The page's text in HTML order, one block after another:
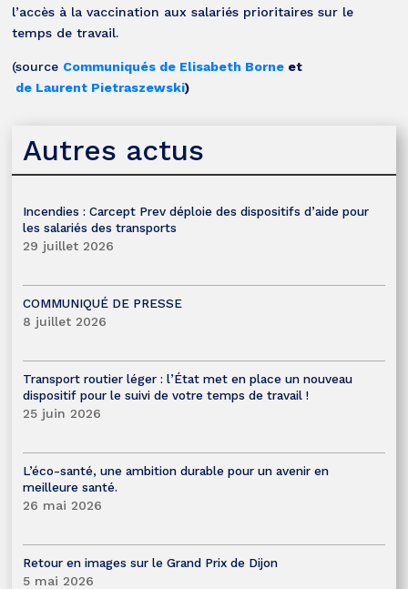
l’accès à la vaccination aux salariés prioritaires sur le
temps de travail.
(source Communiqués de Elisabeth Borne et
de Laurent Pietraszewski)
Autres actus
Incendies : Carcept Prev déploie des dispositifs d’aide pour
les salariés des transports
29 juillet 2026
COMMUNIQUÉ DE PRESSE
8 juillet 2026
Transport routier léger : l’État met en place un nouveau
dispositif pour le suivi de votre temps de travail !
25 juin 2026
L’éco-santé, une ambition durable pour un avenir en
meilleure santé.
26 mai 2026
Retour en images sur le Grand Prix de Dijon
5 mai 2026